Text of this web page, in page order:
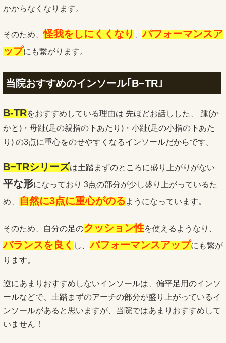
かからなくなります。
そのため、怪我をしにくくなり 、パフォーマンスア
ップにも繋がります。
当院おすすめのインソール｢B−TR｣
B-TRをおすすめしている理由は 先ほどお話しした、 踵(か
かと)・母趾(足の親指の下あたり)・小趾(足の小指の下あた
り) の3点に重心をのせやすくなるインソールだからです。
B−TRシリーズは土踏まずのところに盛り上がりがない
平な形になっており 3点の部分が少し盛り上がっているた
め、 自然に3点に重心がのるようになっています。
そのため、自分の足のクッション性を使えるようなり、
バランスを良くし、パフォーマンスアップにも繋が
ります。
逆にあまりおすすめしないインソールは、偏平足用のインソ
ールなどで、土踏まずのアーチの部分が盛り上がっているイ
ンソールがあると思いますが、当院ではあまりおすすめして
いません！